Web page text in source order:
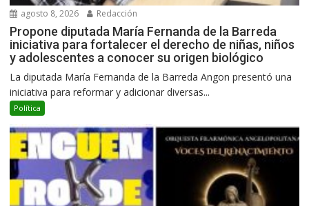
agosto 8, 2026 Redacción
Propone diputada María Fernanda de la Barreda
iniciativa para fortalecer el derecho de niñas, niños
y adolescentes a conocer su origen biológico
La diputada María Fernanda de la Barreda Angon presentó una
iniciativa para reformar y adicionar diversas...
Política